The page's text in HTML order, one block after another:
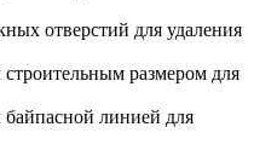
отверстий для удаления
размером для
линией для